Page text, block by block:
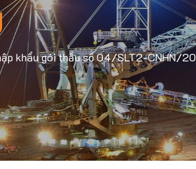
khẩu gói thầu số 04/SLT2-CNHN/